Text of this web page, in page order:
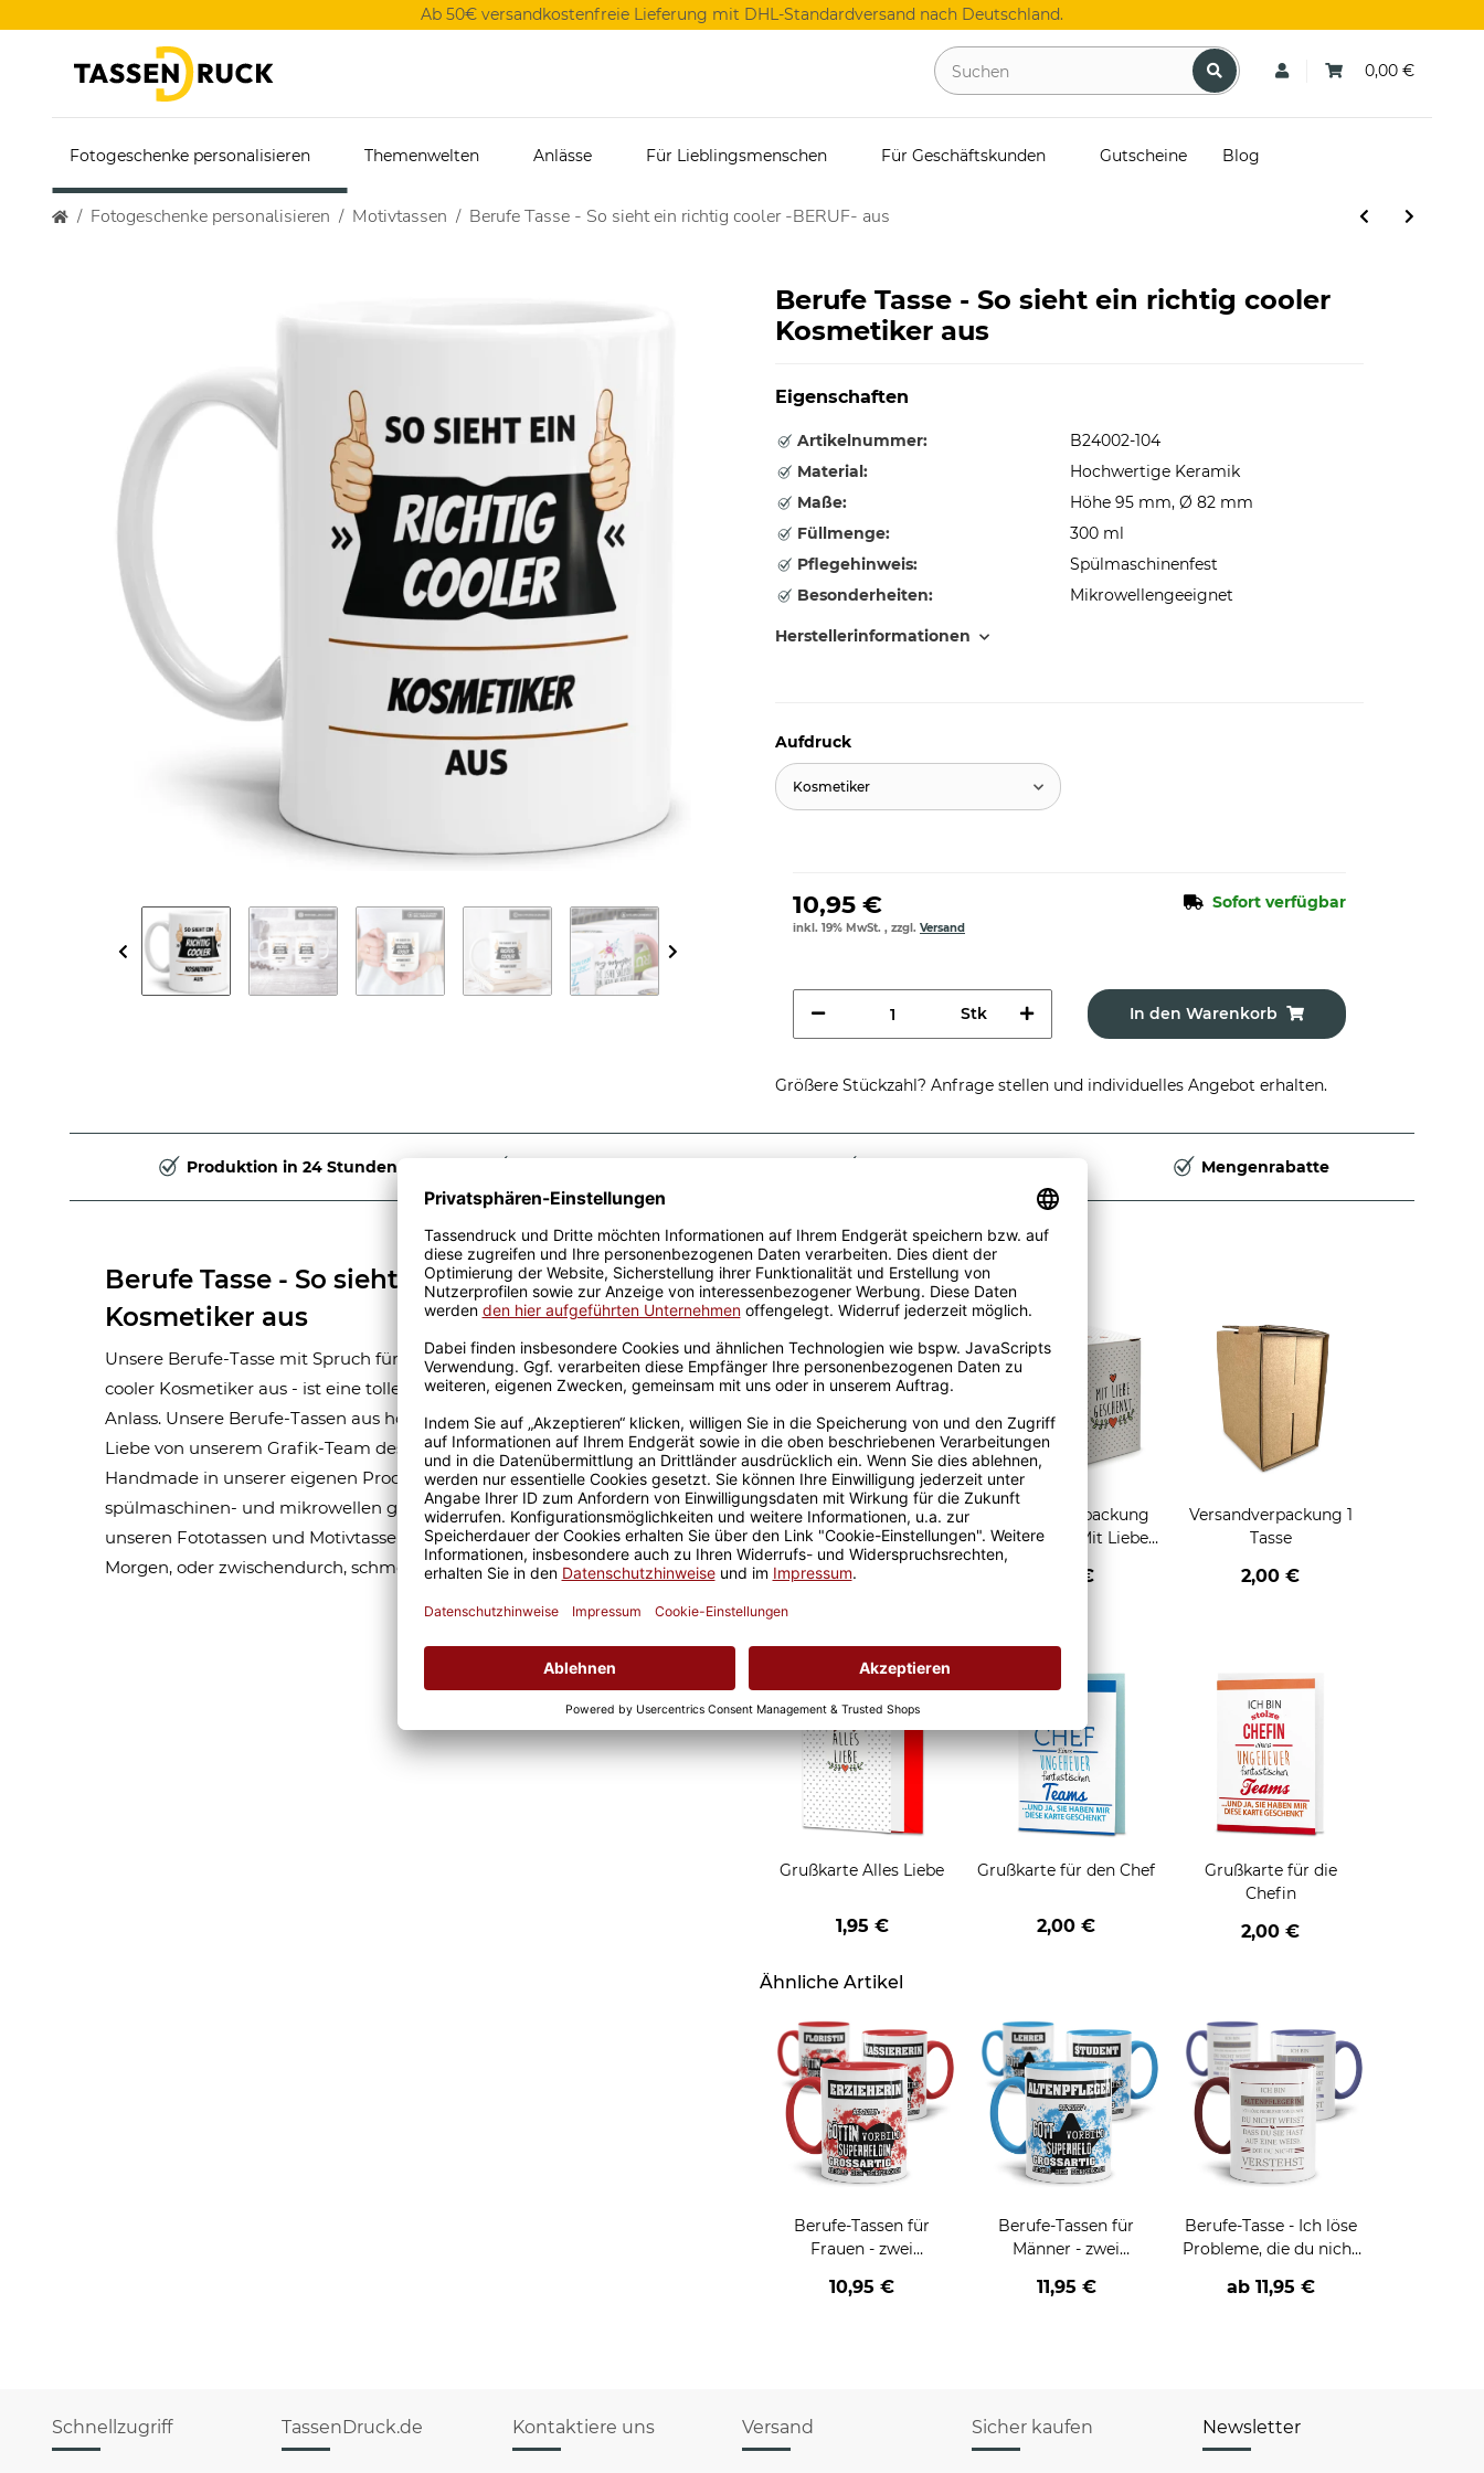
Ab 50€ versandkostenfreie Lieferung mit DHL-Standardversand nach Deutschland.
0,00 €
Fotogeschenke personalisieren Themenwelten Anlässe Für Lieblingsmenschen Für Geschäftskunden Gutscheine Blog
Fotogeschenke personalisieren Motivtassen Berufe Tasse - So sieht ein richtig cooler -BERUF- aus
Berufe Tasse - So sieht ein richtig cooler
Kosmetiker aus
Eigenschaften
Artikelnummer:
B24002-104
Material:
Hochwertige Keramik
Maße:
Höhe 95 mm, Ø 82 mm
Füllmenge:
300 ml
Pflegehinweis:
Spülmaschinenfest
Besonderheiten:
Mikrowellengeeignet
Herstellerinformationen
Aufdruck
Kosmetiker
10,95 € Sofort verfügbar
inkl. 19% MwSt. , zzgl. Versand
Stk In den Warenkorb
Größere Stückzahl? Anfrage stellen und individuelles Angebot erhalten.
Produktion in 24 Stunden Mengenrabatte
Berufe Tasse - So sieht ein richtig cooler
Kosmetiker aus
Unsere Berufe-Tasse mit Spruch für Männer-Berufe - So sieht ein richtig
cooler Kosmetiker aus - ist eine tolle Geschenkidee, egal zu welchem
Anlass. Unsere Berufe-Tassen aus hochwertiger Keramik wurden mit viel
Liebe von unserem Grafik-Team designt. Mit viel Erfahrung werden sie
Handmade in unserer eigenen Produktion bedruckt. Die Kaffeebecher sind
spülmaschinen- und mikrowellen geeignet. Somit ist eine lange Freude an
unseren Fototassen und Motivtassen garantiert und der Kaffee am
Morgen, oder zwischendurch, schmeckt gleich nochmal so gut.
Passende Verpackungen
Geschenkverpackung 1
Tasse mit Fenster
2,50 €
Geschenkverpackung
für Tassen - Mit Liebe
2,95 €
Versandverpackung 1
Tasse
2,00 €
Grußkarten zum Verschenken
Grußkarte Alles Liebe
1,95 €
Grußkarte für den Chef
2,00 €
Grußkarte für die
Chefin
2,00 €
Ähnliche Artikel
Berufe-Tassen für
Frauen - zwei
10,95 €
Berufe-Tassen für
Männer - zwei
11,95 €
Berufe-Tasse - Ich löse
Probleme, die du nicht
verschiedene Berufe
ab 11,95 €
Schnellzugriff TassenDruck.de Kontaktiere uns Versand Sicher kaufen Newsletter